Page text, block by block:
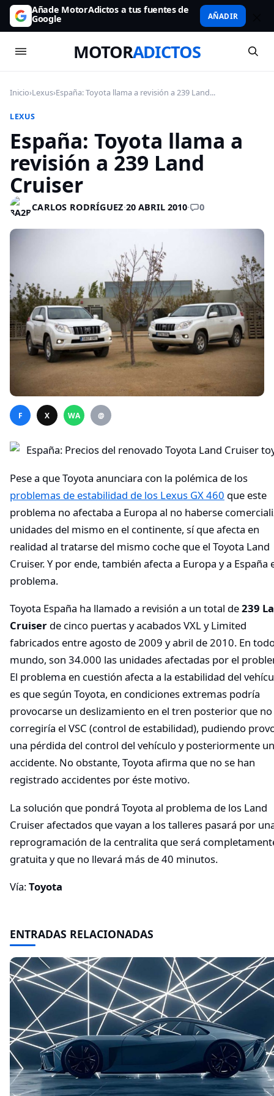
Añade MotorAdictos a tus fuentes de
Google AÑADIR
MOTORADICTOS
Inicio›Lexus›España: Toyota llama a revisión a 239 Land...
LEXUS
España: Toyota llama a
revisión a 239 Land
Cruiser
CARLOS RODRÍGUEZ·20 ABRIL 2010· 0
F X WA @
Pese a que Toyota anunciara con la polémica de los
problemas de estabilidad de los Lexus GX 460 que este
problema no afectaba a Europa al no haberse
unidades del mismo en el continente, sí que afecta en
realidad al tratarse del mismo coche que el Toyota Land
Cruiser. Y por ende, también afecta a Europa y a España
problema.
Toyota España ha llamado a revisión a un total de239
Cruiser de cinco puertas y acabados VXL y Limited
fabricados entre agosto de 2009 y abril de 2010. En
mundo, son 34.000 las unidades afectadas por el
El problema en cuestión afecta a la estabilidad del
es que según Toyota, en condiciones extremas podría
provocarse un deslizamiento en el tren posterior que no
corregiría el VSC (control de estabilidad), pudiendo
una pérdida del control del vehículo y posteriormente un
accidente. No obstante, Toyota afirma que no se han
registrado accidentes por éste motivo.
La solución que pondrá Toyota al problema de los Land
Cruiser afectados que vayan a los talleres pasará por
reprogramación de la centralita que será
gratuita y que no llevará más de 40 minutos.
Vía:Toyota
ENTRADAS RELACIONADAS